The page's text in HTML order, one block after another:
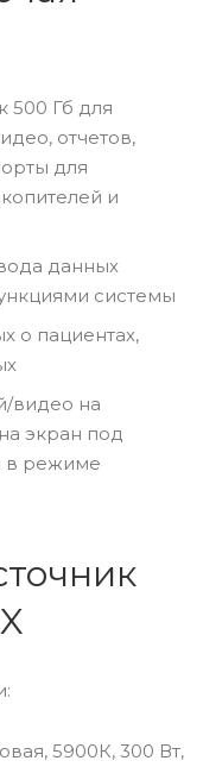
500 Гб для
отчетов,
для
и
данных
системы
о пациентах,
видео на
экран под
в режиме
5900К, 300 Вт,